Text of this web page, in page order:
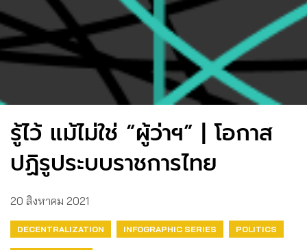
รู้ไว้ แม้ไม่ใช่ “ผู้ว่าฯ” | โอกาส
ปฏิรูประบบราชการไทย
20 สิงหาคม 2021
DECENTRALIZATION INFOGRAPHIC SERIES POLITICS